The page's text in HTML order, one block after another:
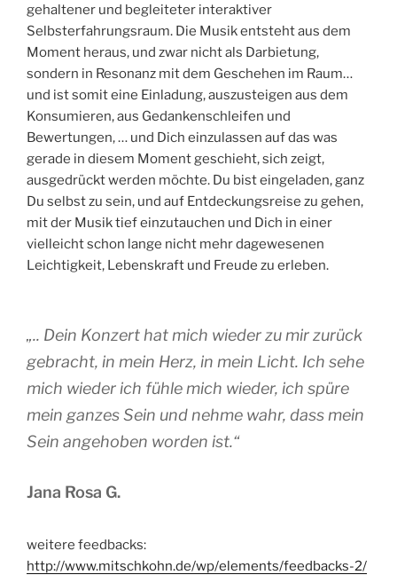
gehaltener und begleiteter interaktiver
Selbsterfahrungsraum. Die Musik entsteht aus dem
Moment heraus, und zwar nicht als Darbietung,
sondern in Resonanz mit dem Geschehen im Raum…
und ist somit eine Einladung, auszusteigen aus dem
Konsumieren, aus Gedankenschleifen und
Bewertungen, … und Dich einzulassen auf das was
gerade in diesem Moment geschieht, sich zeigt,
ausgedrückt werden möchte. Du bist eingeladen, ganz
Du selbst zu sein, und auf Entdeckungsreise zu gehen,
mit der Musik tief einzutauchen und Dich in einer
vielleicht schon lange nicht mehr dagewesenen
Leichtigkeit, Lebenskraft und Freude zu erleben.
„.. Dein Konzert hat mich wieder zu mir zurück
gebracht, in mein Herz, in mein Licht. Ich sehe
mich wieder ich fühle mich wieder, ich spüre
mein ganzes Sein und nehme wahr, dass mein
Sein angehoben worden ist.“
Jana Rosa G.
weitere feedbacks:
http://www.mitschkohn.de/wp/elements/feedbacks-2/